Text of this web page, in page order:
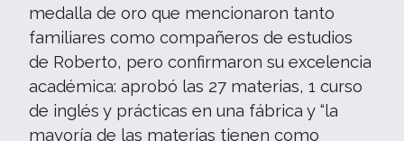
medalla de oro que mencionaron tanto
familiares como compañeros de estudios
de Roberto, pero confirmaron su excelencia
académica: aprobó las 27 materias, 1 curso
de inglés y prácticas en una fábrica y “la
mayoría de las materias tienen como